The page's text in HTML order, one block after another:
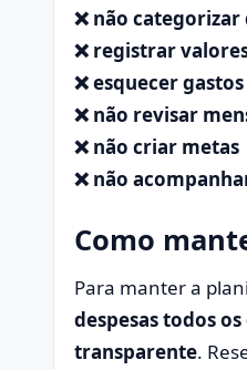
❌ não categorizar
❌ registrar
❌ esquecer
❌ não revisar
❌ não criar metas
❌ não
Como
Para manter a
despesas todos
transparente.